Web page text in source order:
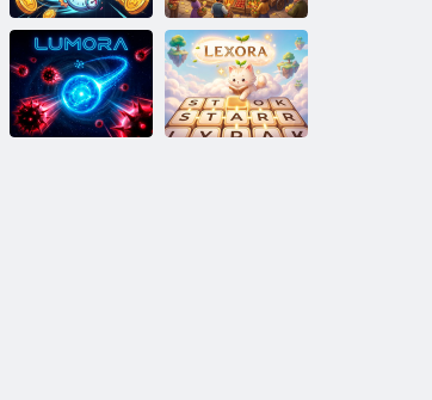
Fait ou plafond
Casse-tête du
marché